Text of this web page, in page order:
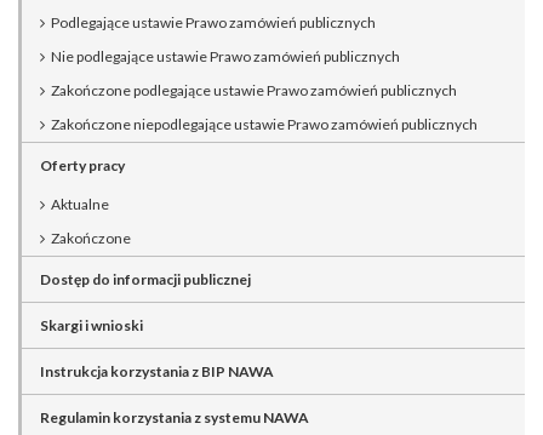
Podlegające ustawie Prawo zamówień publicznych
Nie podlegające ustawie Prawo zamówień publicznych
Zakończone podlegające ustawie Prawo zamówień publicznych
Zakończone niepodlegające ustawie Prawo zamówień publicznych
Oferty pracy
Aktualne
Zakończone
Dostęp do informacji publicznej
Skargi i wnioski
Instrukcja korzystania z BIP NAWA
Regulamin korzystania z systemu NAWA